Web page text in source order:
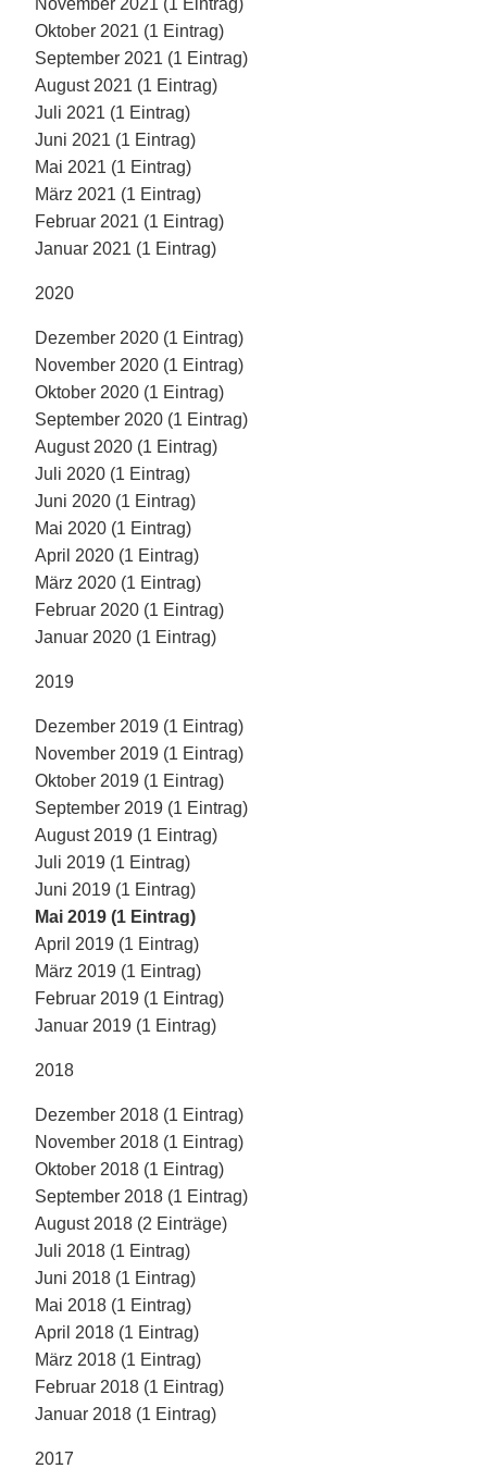
November 2021 (1 Eintrag)
Oktober 2021 (1 Eintrag)
September 2021 (1 Eintrag)
August 2021 (1 Eintrag)
Juli 2021 (1 Eintrag)
Juni 2021 (1 Eintrag)
Mai 2021 (1 Eintrag)
März 2021 (1 Eintrag)
Februar 2021 (1 Eintrag)
Januar 2021 (1 Eintrag)
2020
Dezember 2020 (1 Eintrag)
November 2020 (1 Eintrag)
Oktober 2020 (1 Eintrag)
September 2020 (1 Eintrag)
August 2020 (1 Eintrag)
Juli 2020 (1 Eintrag)
Juni 2020 (1 Eintrag)
Mai 2020 (1 Eintrag)
April 2020 (1 Eintrag)
März 2020 (1 Eintrag)
Februar 2020 (1 Eintrag)
Januar 2020 (1 Eintrag)
2019
Dezember 2019 (1 Eintrag)
November 2019 (1 Eintrag)
Oktober 2019 (1 Eintrag)
September 2019 (1 Eintrag)
August 2019 (1 Eintrag)
Juli 2019 (1 Eintrag)
Juni 2019 (1 Eintrag)
Mai 2019 (1 Eintrag)
April 2019 (1 Eintrag)
März 2019 (1 Eintrag)
Februar 2019 (1 Eintrag)
Januar 2019 (1 Eintrag)
2018
Dezember 2018 (1 Eintrag)
November 2018 (1 Eintrag)
Oktober 2018 (1 Eintrag)
September 2018 (1 Eintrag)
August 2018 (2 Einträge)
Juli 2018 (1 Eintrag)
Juni 2018 (1 Eintrag)
Mai 2018 (1 Eintrag)
April 2018 (1 Eintrag)
März 2018 (1 Eintrag)
Februar 2018 (1 Eintrag)
Januar 2018 (1 Eintrag)
2017